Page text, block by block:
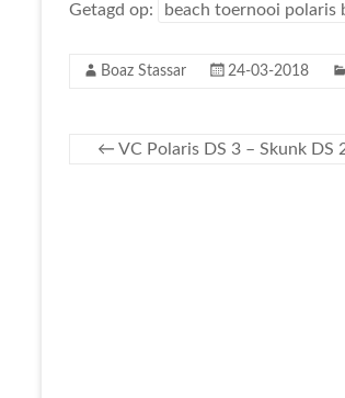
Getagd op: beach toernooi polaris
Boaz Stassar 24-03-2018
← VC Polaris DS 3 – Skunk DS